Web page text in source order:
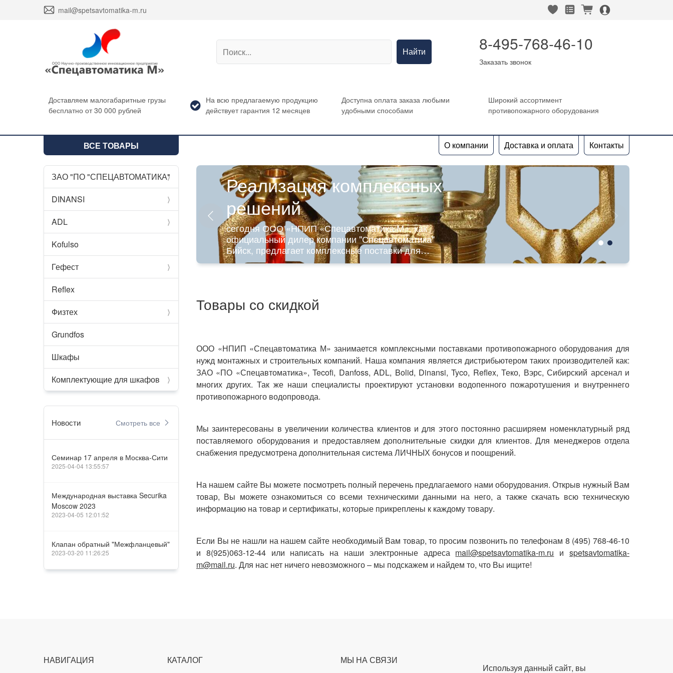
envelope mail@spetsavtomatika-m.ru heart_fill square_favorites_fill cart_fill person_alt_circle_fill
Найти 8-495-768-46-10
Заказать звонок
Доставляем малогабаритные грузы
бесплатно от 30 000 рублей
На всю предлагаемую продукцию
действует гарантия 12 месяцев
Доступна оплата заказа любыми
удобными способами
Широкий ассортимент
противопожарного оборудования
ВСЕ ТОВАРЫ О компании Доставка и оплата Контакты
ЗАО "ПО "СПЕЦАВТОМАТИКА"
chevron_compact_right
DINANSI chevron_compact_right
ADL chevron_compact_right
Kofulso
Гефест
chevron_compact_right
Reflex
Физтех
chevron_compact_right
Grundfos
Шкафы
Комплектующие для шкафов
chevron_compact_right
Новости Смотреть все chevron_right
Семинар 17 апреля в Москва-Сити
2025-04-04 13:55:57
Международная выставка Securika
Moscow 2023
2023-04-05 12:01:52
Клапан обратный "Межфланцевый"
2023-03-20 11:26:25
Реализация комплексных
решений
сегодня ООО «НПИП «Спецавтоматика М», как
официальный дилер компании "Спецавтоматика"
Бийск, предлагает комплексные поставки для
обеспечения объектов системами пожарной
Товары со скидкой
ООО «НПИП «Спецавтоматика М» занимается комплексными поставками противопожарного оборудования для
нужд монтажных и строительных компаний. Наша компания является дистрибьютером таких производителей как:
ЗАО «ПО «Спецавтоматика», Tecofi, Danfoss, ADL, Bolid, Dinansi, Tyco, Reflex, Теко, Вэрс, Сибирский арсенал и
многих других. Так же наши специалисты проектируют установки водопенного пожаротушения и внутреннего
противопожарного водопровода.
Мы заинтересованы в увеличении количества клиентов и для этого постоянно расширяем номенклатурный ряд
поставляемого оборудования и предоставляем дополнительные скидки для клиентов. Для менеджеров отдела
снабжения предусмотрена дополнительная система ЛИЧНЫХ бонусов и поощрений.
На нашем сайте Вы можете посмотреть полный перечень предлагаемого нами оборудования. Открыв нужный Вам
товар, Вы можете ознакомиться со всеми техническими данными на него, а также скачать всю техническую
информацию на товар и сертификаты, которые прикреплены к каждому товару.
Если Вы не нашли на нашем сайте необходимый Вам товар, то просим позвонить по телефонам 8 (495) 768-46-10
и 8(925)063-12-44 или написать на наши электронные адреса mail@spetsavtomatika-m.ru иspetsavtomatika-
m@mail.ru. Для нас нет ничего невозможного – мы подскажем и найдем то, что Вы ищите!
НАВИГАЦИЯ КАТАЛОГ МЫ НА СВЯЗИ
Используя данный сайт, вы